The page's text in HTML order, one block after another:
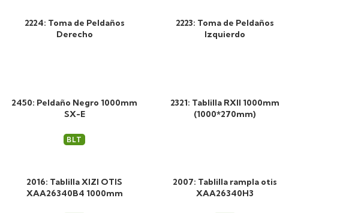
2224: Toma de Peldaños
Derecho
2223: Toma de Peldaños
Izquierdo
2450: Peldaño Negro 1000mm
SX-E
BLT
2321: Tablilla RXII 1000mm
(1000*270mm)
2016: Tablilla XIZI OTIS
XAA26340B4 1000mm
2007: Tablilla rampla otis
XAA26340H3